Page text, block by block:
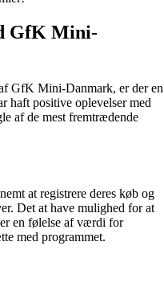
GfK Mini-
GfK Mini-Danmark, er der en
haft positive oplevelser med
af de mest fremtrædende
at registrere deres køb og
Det at have mulighed for at
en følelse af værdi for
med programmet.